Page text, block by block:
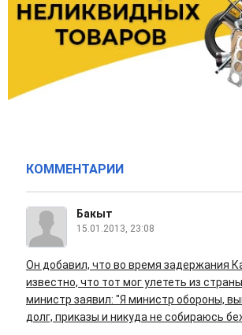
КОММЕНТАРИИ
Бакыт
15.01.2013, 23:08
Он добавил, что во время задержания
известно, что тот мог улететь из
министр заявил: "Я министр обороны,
долг, приказы и никуда не собираюсь